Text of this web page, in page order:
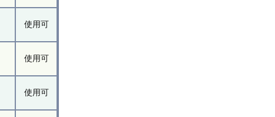
使用可
使用可
使用可